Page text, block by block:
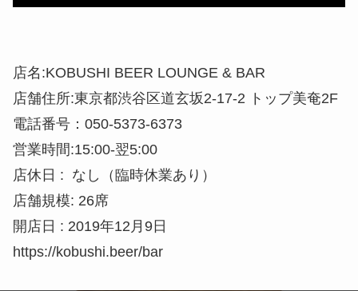
店名:KOBUSHI BEER LOUNGE & BAR
店舗住所:東京都渋谷区道玄坂2-17-2 トップ美奄2F
電話番号：050-5373-6373
営業時間:15:00-翌5:00
店休日 : なし（臨時休業あり）
店舗規模: 26席
開店日 : 2019年12月9日
https://kobushi.beer/bar